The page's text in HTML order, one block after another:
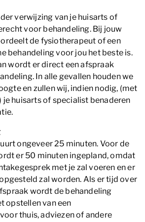
verwijzing van je huisarts of
voor behandeling. Bij jouw
de fysiotherapeut of een
behandeling voor jou het beste is.
wordt er direct een afspraak
In alle gevallen houden we
en zullen wij, indien nodig, (met
huisarts of specialist benaderen
ongeveer 25 minuten. Voor de
er 50 minuten ingepland, omdat
met je zal voeren en er
zal worden. Als er tijd over
wordt de behandeling
opstellen van een
thuis, adviezen of andere